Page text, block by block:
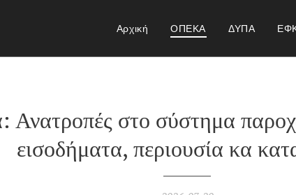
Αρχική ΟΠΕΚΑ ΔΥΠΑ
Ανατροπές στο σύστημα
εισοδήματα, περιουσία κα